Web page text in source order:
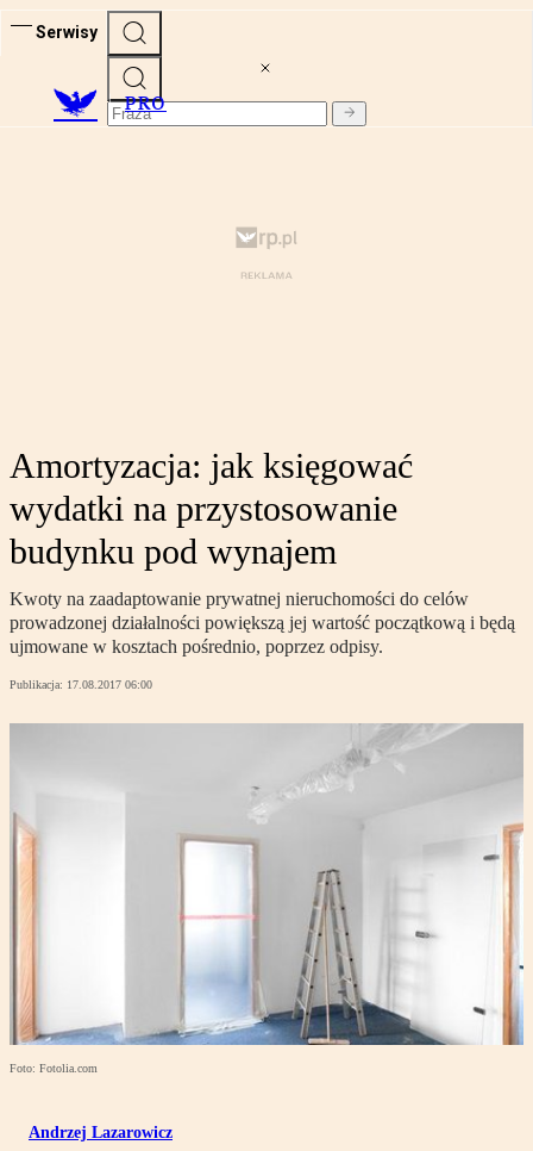
Serwisy
PRO
Amortyzacja: jak księgować
wydatki na przystosowanie
budynku pod wynajem
Kwoty na zaadaptowanie prywatnej nieruchomości do celów
prowadzonej działalności powiększą jej wartość początkową i będą
ujmowane w kosztach pośrednio, poprzez odpisy.
Publikacja: 17.08.2017 06:00
Foto: Fotolia.com
Andrzej Lazarowicz